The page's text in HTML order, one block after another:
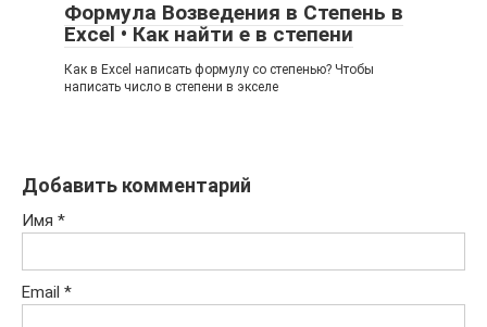
Формула Возведения в Степень в
Excel • Как найти е в степени
Как в Excel написать формулу со степенью? Чтобы
написать число в степени в экселе
Добавить комментарий
Имя *
Email *